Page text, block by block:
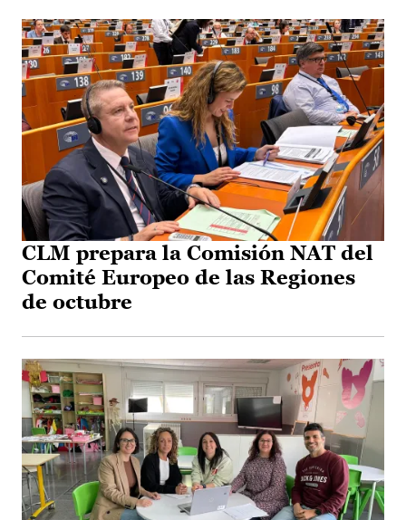
CLM prepara la Comisión NAT del
Comité Europeo de las Regiones
de octubre